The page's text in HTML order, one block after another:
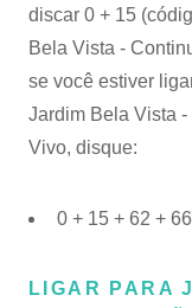
discar 0 + 15
Bela Vista -
se você estiver
Jardim Bela Vista
Vivo, disque:
0 + 15 + 62 +
LIGAR PARA